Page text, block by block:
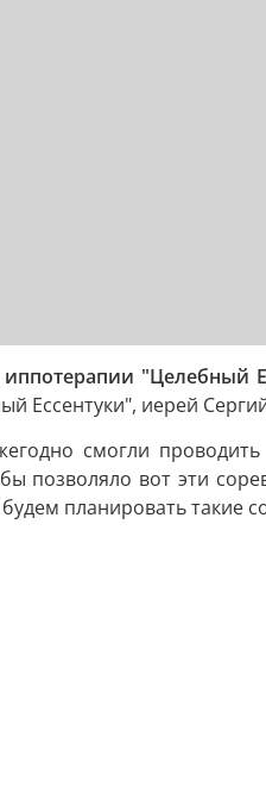
"Целебный
Ессентуки", иерей
смогли
вот эти
планировать такие